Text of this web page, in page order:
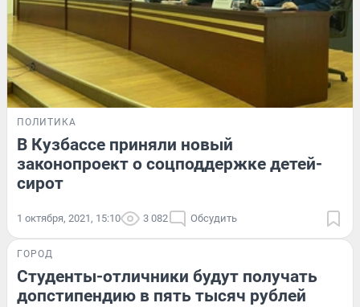
ПОЛИТИКА
В Кузбассе приняли новый
законопроект о соцподдержке детей-
сирот
1 октября, 2021, 15:10 3 082 Обсудить
ГОРОД
Студенты-отличники будут получать
допстипендию в пять тысяч рублей